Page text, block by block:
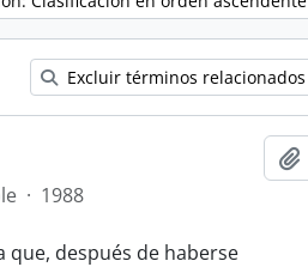
Excluir términos relacionados
· 1988
que, después de haberse